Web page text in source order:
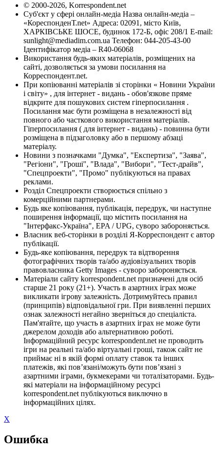
© 2000-2026, Korrespondent.net
Суб'єкт у сфері онлайн-медіа Назва онлайн-медіа –
«КореспонденТ.net» Адреса: 02091, місто Київ,
ХАРКІВСЬКЕ ШОСЕ, будинок 172-Б, офіс 208/1 E-mail:
sunlight@mediadim.com.ua Телефон: 044-205-43-00
Ідентифікатор медіа – R40-06068
Використання будь-яких матеріалів, розміщених на
сайті, дозволяється за умови посилання на
Корреспондент.net.
При копіюванні матеріалів зі сторінки « Новини України
і світу» , для інтернет - видань - обов'язкове пряме
відкрите для пошукових систем гіперпосилання .
Посилання має бути розміщена в незалежності від
повного або часткового використання матеріалів.
Гіперпосилання ( для інтернет - видань) - повинна бути
розміщена в підзаголовку або в першому абзаці
матеріалу.
Новини з позначками "Думка", "Експертиза", "Заява",
"Регіони", "Гроші", "Влада", "Вибори", "Тест-драйв",
"Спецпроекти", "Промо" публікуються на правах
реклами.
Розділ Спецпроекти створюється спільно з
комерційними партнерами.
Будь яке копіювання, публікація, передрук, чи наступне
поширення інформації, що містить посилання на
"Інтерфакс-Україна", EPA / UPG, суворо забороняється.
Власник веб-сторінки в розділі Я-Корреспондент є автор
публікації.
Будь-яке копіювання, передрук та відтворення
фотографічних творів та/або аудіовізуальних творів
правовласника Getty Images - суворо забороняється.
Матеріали сайту korrespondent.net призначені для осіб
старше 21 року (21+). Участь в азартних іграх може
викликати ігрову залежність. Дотримуйтесь правил
(принципів) відповідальної гри. При виявленні перших
ознак залежності негайно зверніться до спеціаліста.
Пам'ятайте, що участь в азартних іграх не може бути
джерелом доходів або альтернативою роботі.
Інформаційний ресурс korrespondent.net не проводить
ігри на реальні та/або віртуальні гроші, також сайт не
приймає ні в якій формі оплату ставок та інших
платежів, які пов’язані/можуть бути пов’язані з
азартними іграми, букмекерами чи тоталізаторами. Будь-
які матеріали на інформаційному ресурсі
korrespondent.net публікуються виключно в
інформаційних цілях.
X
Ошибка